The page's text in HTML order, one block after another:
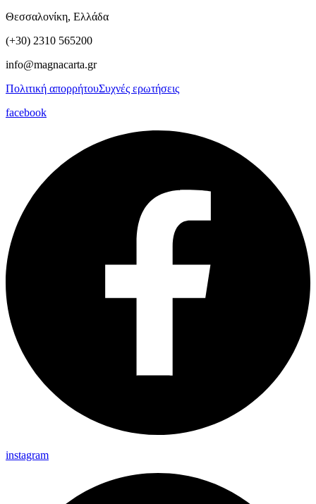
Θεσσαλονίκη, Ελλάδα
(+30) 2310 565200
info@magnacarta.gr
Πολιτική απορρήτουΣυχνές ερωτήσεις
facebook
instagram